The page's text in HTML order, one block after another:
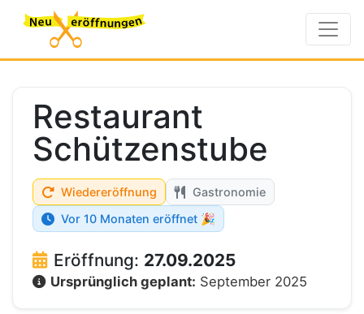
Restaurant
Schützenstube
Wiedereröffnung
Gastronomie
Vor 10 Monaten eröffnet 🎉
Eröffnung: 27.09.2025
Ursprünglich geplant: September 2025